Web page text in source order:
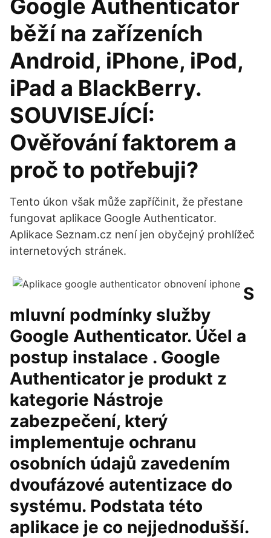
Google Authenticator
běží na zařízeních
Android, iPhone, iPod,
iPad a BlackBerry.
SOUVISEJÍCÍ:
Ověřování faktorem a
proč to potřebuji?
Tento úkon však může zapříčinit, že přestane
fungovat aplikace Google Authenticator.
‎Aplikace Seznam.cz není jen obyčejný prohlížeč
internetových stránek.
S
mluvní podmínky služby
Google Authenticator. Účel a
postup instalace . Google
Authenticator je produkt z
kategorie Nástroje
zabezpečení, který
implementuje ochranu
osobních údajů zavedením
dvoufázové autentizace do
systému. Podstata této
aplikace je co nejjednodušší.